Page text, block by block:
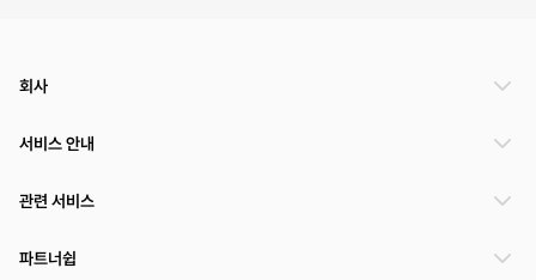
회사
서비스 안내
관련 서비스
파트너쉽